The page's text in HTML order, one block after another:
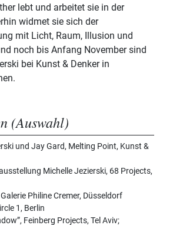
lebt und arbeitet sie in der
widmet sie sich der
mit Licht, Raum, Illusion und
noch bis Anfang November sind
bei Kunst & Denker in
(Auswahl)
und Jay Gard, Melting Point, Kunst &
Michelle Jezierski, 68 Projects,
Philine Cremer, Düsseldorf
1, Berlin
Feinberg Projects, Tel Aviv;